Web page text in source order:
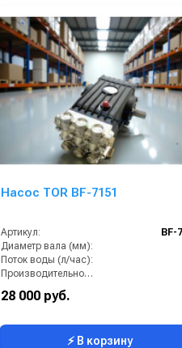
Насос TOR BF-7151
Артикул:
BF-
Диаметр вала (мм):
Поток воды (л/час):
Производительность (л/мин):
Температура (°C):
28 000 руб.
⚡ В корзину